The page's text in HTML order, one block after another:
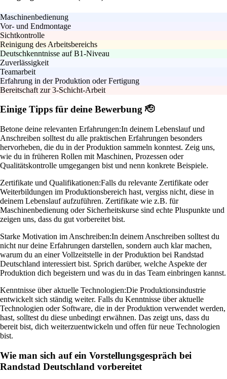
Maschinenbedienung
Vor- und Endmontage
Sichtkontrolle
Reinigung des Arbeitsbereichs
Deutschkenntnisse auf B1-Niveau
Zuverlässigkeit
Teamarbeit
Erfahrung in der Produktion oder Fertigung
Bereitschaft zur 3-Schicht-Arbeit
Einige Tipps für deine Bewerbung 🫡
Betone deine relevanten Erfahrungen:In deinem Lebenslauf und
Anschreiben solltest du alle praktischen Erfahrungen besonders
hervorheben, die du in der Produktion sammeln konntest. Zeig uns,
wie du in früheren Rollen mit Maschinen, Prozessen oder
Qualitätskontrolle umgegangen bist und nenn konkrete Beispiele.
Zertifikate und Qualifikationen:Falls du relevante Zertifikate oder
Weiterbildungen im Produktionsbereich hast, vergiss nicht, diese in
deinem Lebenslauf aufzuführen. Zertifikate wie z.B. für
Maschinenbedienung oder Sicherheitskurse sind echte Pluspunkte und
zeigen uns, dass du gut vorbereitet bist.
Starke Motivation im Anschreiben:In deinem Anschreiben solltest du
nicht nur deine Erfahrungen darstellen, sondern auch klar machen,
warum du an einer Vollzeitstelle in der Produktion bei Randstad
Deutschland interessiert bist. Sprich darüber, welche Aspekte der
Produktion dich begeistern und was du in das Team einbringen kannst.
Kenntnisse über aktuelle Technologien:Die Produktionsindustrie
entwickelt sich ständig weiter. Falls du Kenntnisse über aktuelle
Technologien oder Software, die in der Produktion verwendet werden,
hast, solltest du diese unbedingt erwähnen. Das zeigt uns, dass du
bereit bist, dich weiterzuentwickeln und offen für neue Technologien
bist.
Wie man sich auf ein Vorstellungsgespräch bei
Randstad Deutschland vorbereitet